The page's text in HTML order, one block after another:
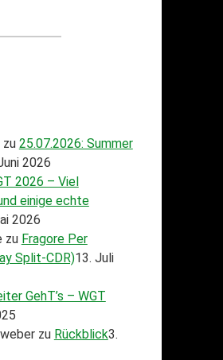
zu 25.07.2026: Summer
2026
2026 – Viel
einige echte
2026
zu Fragore Per
Split-CDR)13. Juli
GehT’s – WGT
zu Rückblick3.